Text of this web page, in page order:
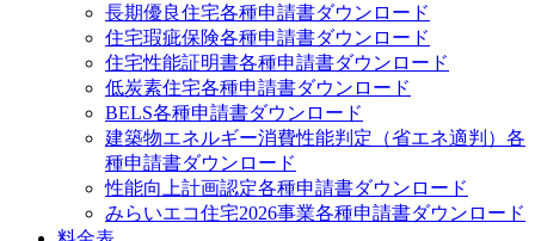
長期優良住宅各種申請書ダウンロード
住宅瑕疵保険各種申請書ダウンロード
住宅性能証明書各種申請書ダウンロード
低炭素住宅各種申請書ダウンロード
BELS各種申請書ダウンロード
建築物エネルギー消費性能判定（省エネ適判） 各
種申請書ダウンロード
性能向上計画認定各種申請書ダウンロード
みらいエコ住宅2026事業各種申請書ダウンロード